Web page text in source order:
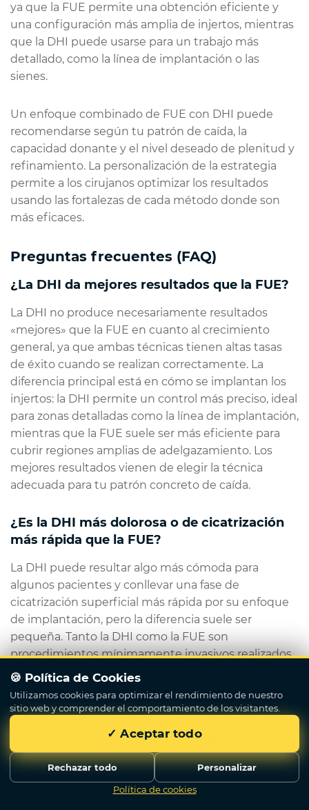
ya que la FUE permite una obtención eficiente y
una configuración más amplia de injertos, mientras
que la DHI puede usarse para un trabajo más
detallado, como la línea de implantación o las
sienes.
Un enfoque combinado de FUE con DHI puede
recomendarse según tu patrón de caída, la
capacidad donante y el nivel deseado de plenitud y
refinamiento. La personalización de la estrategia
permite a los cirujanos optimizar los resultados
usando las fortalezas de cada método donde son
más eficaces.
Preguntas frecuentes (FAQ)
¿La DHI da mejores resultados que la FUE?
La DHI no produce necesariamente resultados
«mejores» que la FUE en cuanto al crecimiento
general, ya que ambas técnicas tienen altas tasas
de éxito cuando se realizan correctamente. La
diferencia principal está en cómo se implantan los
injertos: la DHI permite un control más preciso, ideal
para zonas detalladas como la línea de implantación,
mientras que la FUE suele ser más eficiente para
cubrir regiones amplias de adelgazamiento. Los
mejores resultados vienen de elegir la técnica
adecuada para tu patrón concreto de caída.
¿Es la DHI más dolorosa o de cicatrización
más rápida que la FUE?
La DHI puede resultar algo más cómoda para
algunos pacientes y conllevar una fase de
cicatrización superficial más rápida por su enfoque
de implantación, pero la diferencia suele ser
pequeña. Tanto la DHI como la FUE son
procedimientos mínimamente invasivos realizados
con anestesia local, y la mayoría de los pacientes
refieren solo molestias leves en lugar de dolor
significativo. En general, la percepción del dolor y la
sensibilidad individual y de los cuidados posteriores.
¿Por qué la DHI suele ser más cara que la
Escribenos
🍪 Política de Cookies
Utilizamos cookies para optimizar el rendimiento de nuestro
sitio web y comprender el comportamiento de los visitantes.
Política de cookies
Rechazar todo Personalizar
✓ Aceptar todo